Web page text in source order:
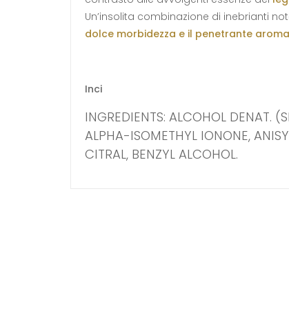
Un’insolita combinazione di inebrianti
dolce morbidezza e il penetrante
Inci
INGREDIENTS: ALCOHOL DENAT.
ALPHA-ISOMETHYL IONONE,
CITRAL, BENZYL ALCOHOL.